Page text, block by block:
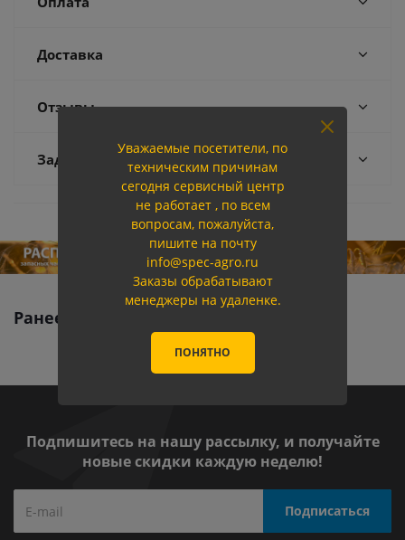
Доставка
Отзывы
Задать вопрос
Ранее вы смотрели
Подпишитесь на нашу рассылку, и получайте
новые скидки каждую неделю!
Уважаемые посетители, по
техническим причинам
сегодня сервисный центр
не работает , по всем
вопросам, пожалуйста,
пишите на почту
info@spec-agro.ru
Заказы обрабатывают
менеджеры на удаленке.
ПОНЯТНО